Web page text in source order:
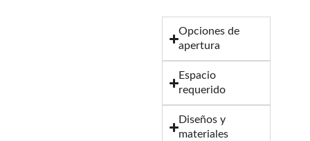
Opciones de
apertura
Espacio
requerido
Diseños y
materiales